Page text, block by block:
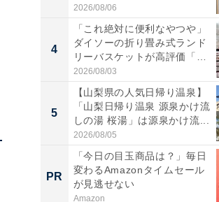
帰...
2026/08/06
4
「これ絶対に便利なやつや」
ダイソーの折り畳み式ランド
リーバスケットが高評価「使
わ...
2026/08/03
5
【山梨県の人気日帰り温泉】
「山梨日帰り温泉 源泉かけ流
しの湯 桜湯」は源泉かけ流...
2026/08/05
PR
「今日の目玉商品は？」毎日
変わるAmazonタイムセール
が見逃せない
Amazon